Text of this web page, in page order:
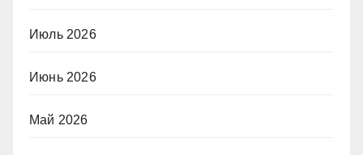
Июль 2026
Июнь 2026
Май 2026